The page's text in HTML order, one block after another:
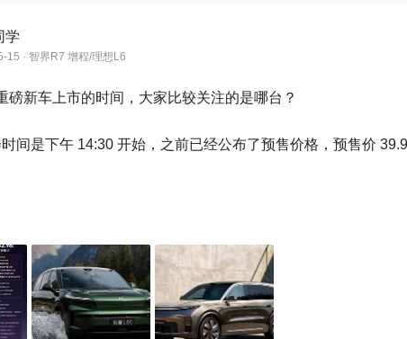
学
15 · 智界R7 增程/理想L6
磅新车上市的时间，大家比较关注的是哪台？
间是下午 14:30 开始，之前已经公布了预售价格，预售价
间是下午 15:00 开始，理想 L9 Livis 的价格是 55.98 万，今天
时间是是晚上 19:30 开始，乐道 L80 预售价是 24.58 万元起，
用方式 15.98 万元起。